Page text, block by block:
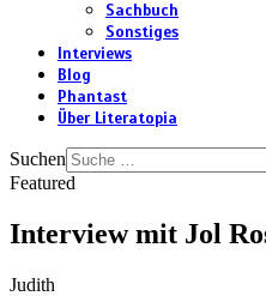
Sachbuch
Sonstiges
Interviews
Blog
Phantast
Über Literatopia
Suchen
Featured
Interview mit Jol
Judith